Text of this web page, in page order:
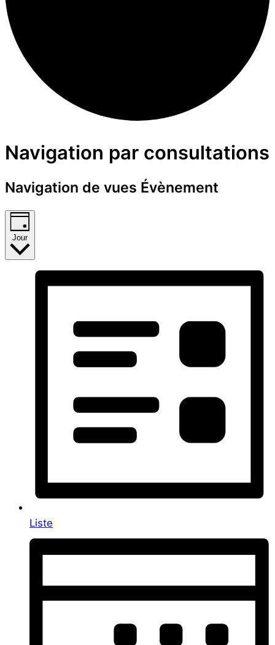
Évènements
for
23
mars
2025
Navigation par consultations
Navigation de vues Évènement
Jour
Liste